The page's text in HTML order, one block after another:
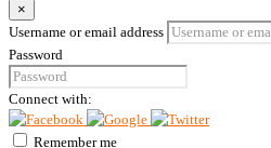
×
Username or email address
Password
Connect with:
Remember me